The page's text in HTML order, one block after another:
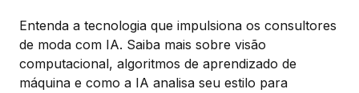
Entenda a tecnologia que impulsiona os consultores
de moda com IA. Saiba mais sobre visão
computacional, algoritmos de aprendizado de
máquina e como a IA analisa seu estilo para